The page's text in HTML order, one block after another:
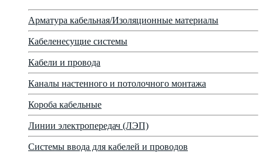
Арматура кабельная/Изоляционные материалы
Кабеленесущие системы
Кабели и провода
Каналы настенного и потолочного монтажа
Короба кабельные
Линии электропередач (ЛЭП)
Системы ввода для кабелей и проводов